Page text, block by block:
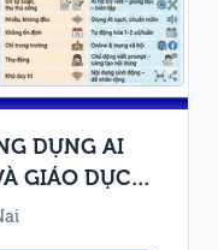
DỤNG AI